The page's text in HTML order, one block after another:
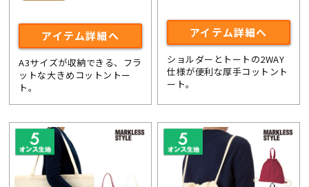
アイテム詳細へ
A3サイズが収納できる、フラ
ットな大きめコットントー
ト。
アイテム詳細へ
ショルダーとトートの2WAY
仕様が便利な厚手コットント
ート。